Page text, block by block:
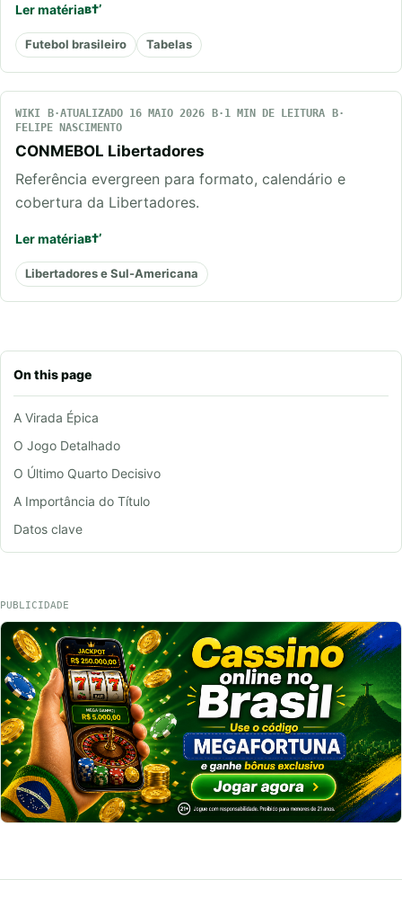
On this page
A Virada Épica
O Jogo Detalhado
O Último Quarto Decisivo
A Importância do Título
Datos clave
Ler matéria
Futebol brasileiro Tabelas
WIKI ATUALIZADO 16 MAIO 2026
1 MIN DE LEITURA
FELIPE NASCIMENTO
CONMEBOL Libertadores
Referência evergreen para formato, calendário e
cobertura da Libertadores.
Ler matéria
Libertadores e Sul-Americana
PUBLICIDADE